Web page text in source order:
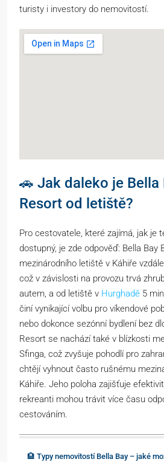
turisty i investory do nemovitostí.
🚗 Jak daleko je Bella
Resort od letiště?
Pro cestovatele, které zajímá, jak je
dostupný, je zde odpověď: Bella Bay
mezinárodního letiště v Káhiře
což v závislosti na provozu trvá
autem, a od letiště v Hurghadě 5
činí vynikající volbu pro víkendové
nebo dokonce sezónní bydlení bez
Resort se nachází také v blízkosti
Sfinga, což zvyšuje pohodlí pro
chtějí vyhnout často rušnému
Káhiře. Jeho poloha zajišťuje
rekreanti mohou trávit více času
cestováním.
🏨 Typy nemovitostí Bella Bay – jaké